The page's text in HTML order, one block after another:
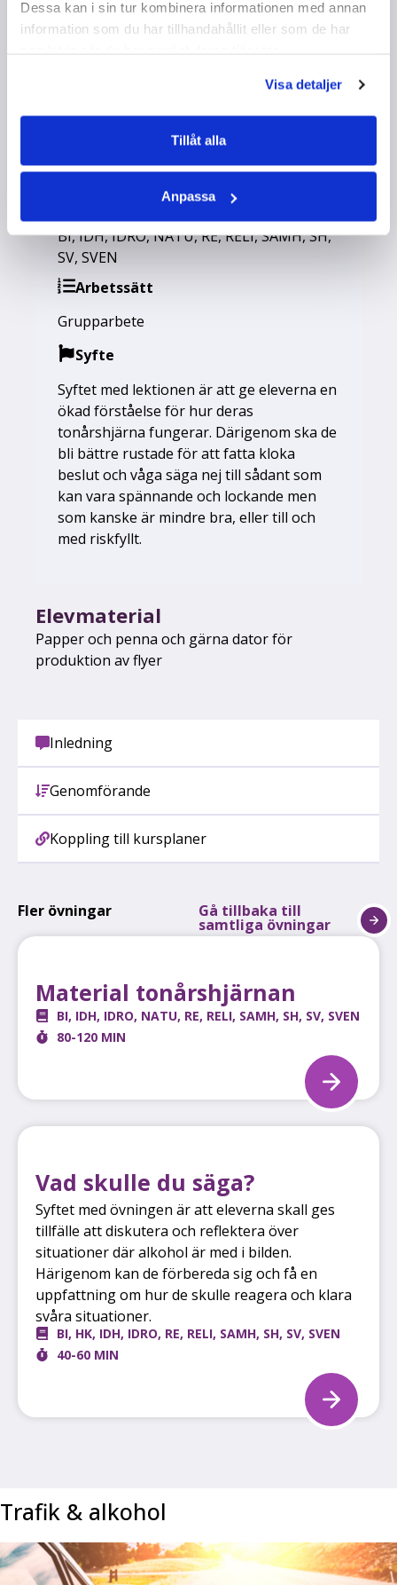
Dessa kan i sin tur kombinera informationen med annan
information som du har tillhandahållit eller som de har
Visa detaljer
Tillåt alla
Anpassa
Inledning
Genomförande
Koppling till kursplaner
Kort fakta om övningen
80-120 min
BI,IDH,IDRO,NATU,RE,RELI,SAMH,SH,
SV, SVEN
Arbetssätt
Grupparbete
Syfte
Syftet med lektionen är att ge eleverna en
ökad förståelse för hur deras
tonårshjärna fungerar. Därigenom ska de
bli bättre rustade för att fatta kloka
beslut och våga säga nej till sådant som
kan vara spännande och lockande men
som kanske är mindre bra, eller till och
med riskfyllt.
Elevmaterial
Papper och penna och gärna dator för
produktion av flyer
Fler övningar Gå tillbaka till
samtliga övningar
Material tonårshjärnan
BI, IDH, IDRO, NATU, RE, RELI, SAMH, SH, SV, SVEN
80-120 MIN
Vad skulle du säga?
Syftet med övningen är att eleverna skall ges
tillfälle att diskutera och reflektera över
situationer där alkohol är med i bilden.
Härigenom kan de förbereda sig och få en
uppfattning om hur de skulle reagera och klara
svåra situationer.
BI, HK, IDH, IDRO, RE, RELI, SAMH, SH, SV, SVEN
40-60 MIN
Trafik & alkohol